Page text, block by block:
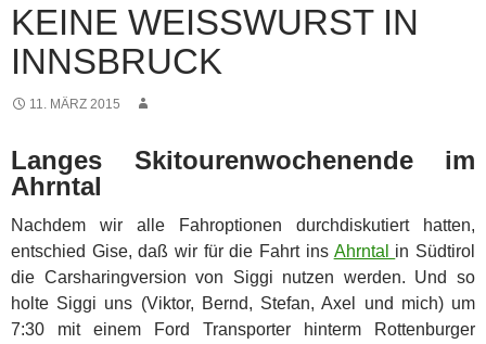
KEINE WEISSWURST IN I
NNSBRUCK
11. MÄRZ 2015
Langes Skitourenwochenende im
Ahrntal
Nachdem wir alle Fahroptionen durchdiskutiert hatten,
entschied Gise, daß wir für die Fahrt ins Ahrntal in Südtirol
die Carsharingversion von Siggi nutzen werden. Und so
holte Siggi uns (Viktor, Bernd, Stefan, Axel und mich) um
7:30 mit einem Ford Transporter hinterm Rottenburger